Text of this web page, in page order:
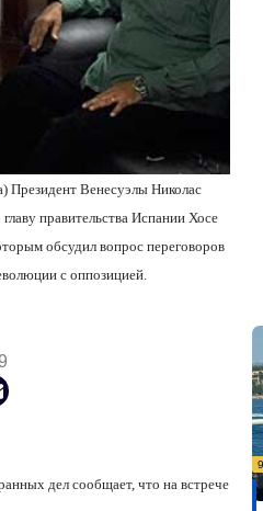
Президент Венесуэлы Николас
правительства Испании Хосе
обсудил вопрос переговоров
с оппозицией.
дел сообщает, что на встрече